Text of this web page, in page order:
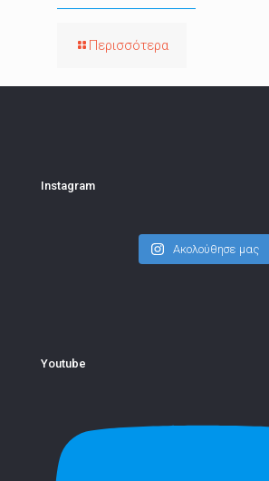
Περισσότερα
Instagram
Ακολούθησε μας
Youtube